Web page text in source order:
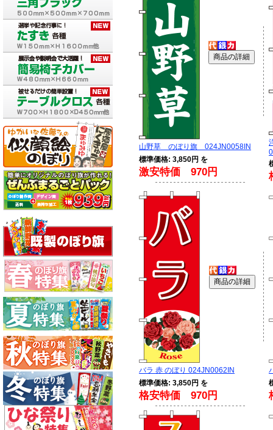
山野草 のぼり旗 024JN0058IN
標準価格: 3,850円 を
激安特価 970円
バラ 赤 のぼり 024JN0062IN
標準価格: 3,850円 を
格安特価 970円